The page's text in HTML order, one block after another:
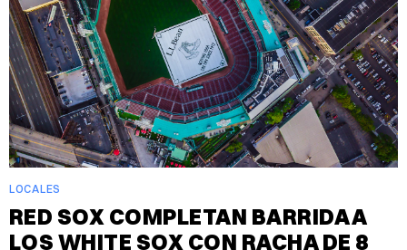
LOCALES
RED SOX COMPLETAN BARRIDA A
LOS WHITE SOX CON RACHA DE 8